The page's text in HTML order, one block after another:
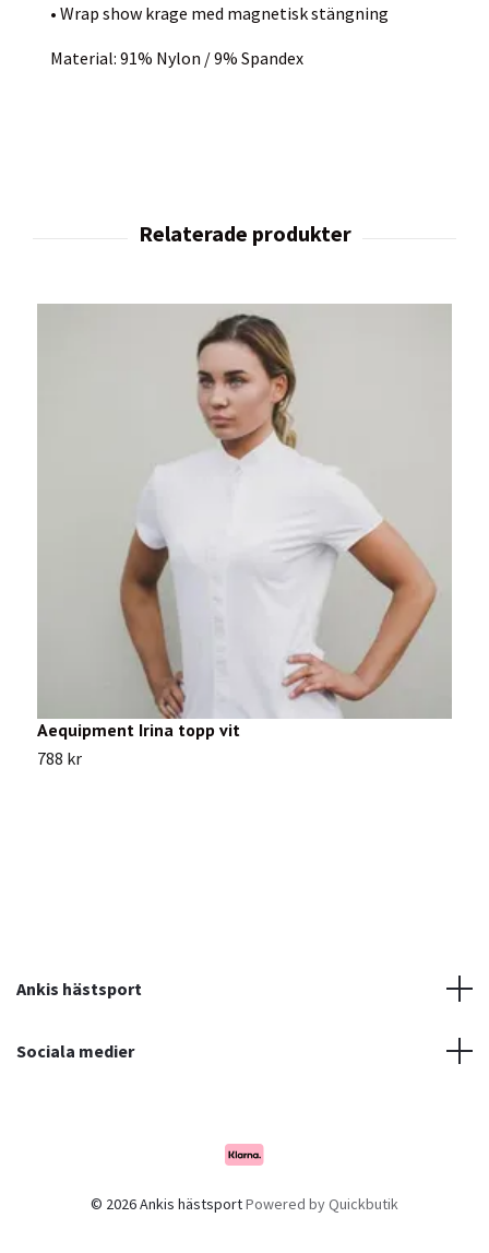
• Wrap show krage med magnetisk stängning
Material: 91% Nylon / 9% Spandex
Aequipment Irina topp vit
788 kr
Ankis hästsport
Sociala medier
© 2026 Ankis hästsportPowered by Quickbutik